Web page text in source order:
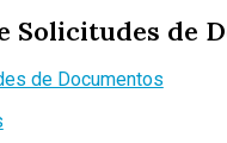
Solicitudes de
de Documentos